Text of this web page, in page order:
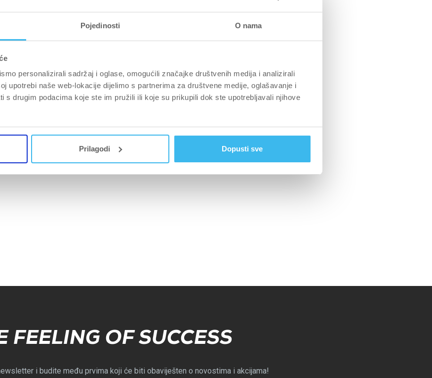
Pojedinosti O nama
personalizirali sadržaj i oglase, omogućili značajke društvenih medija i analizirali
upotrebi naše web-lokacije dijelimo s partnerima za društvene medije, oglašavanje i
s drugim podacima koje ste im pružili ili koje su prikupili dok ste upotrebljavali njihove
Prilagodi Dopusti sve
FEELING OF SUCCESS
i budite među prvima koji će biti obaviješten o novostima i akcijama!